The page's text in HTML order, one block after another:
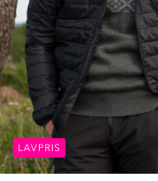
LAVPRIS
LAVPRIS